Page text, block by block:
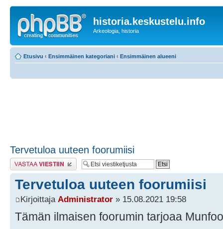
historia.keskustelu.info
Arkeologia, historia
Etusivu ‹ Ensimmäinen kategoriani ‹ Ensimmäinen alueeni
Tervetuloa uuteen foorumiisi
Lähetä vastaus
Tervetuloa uuteen foorumiisi
Kirjoittaja Administrator » 15.08.2021 19:58
Tämän ilmaisen foorumin tarjoaa